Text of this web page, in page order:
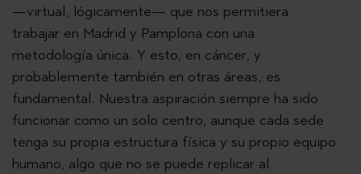
—virtual, lógicamente— que nos permitiera
trabajar en Madrid y Pamplona con una
metodología única. Y esto, en cáncer, y
probablemente también en otras áreas, es
fundamental. Nuestra aspiración siempre ha sido
funcionar como un solo centro, aunque cada sede
tenga su propia estructura física y su propio equipo
humano, algo que no se puede replicar al